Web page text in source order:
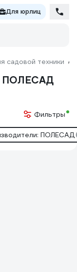
Для юрлиц
садовой техники /
ПОЛЕСАД
Фильтры
ПОЛЕСАД